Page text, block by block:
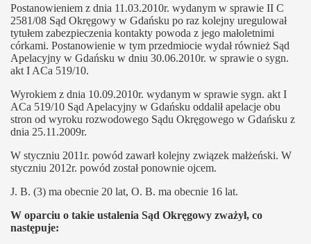
Postanowieniem z dnia 11.03.2010r. wydanym w sprawie II C
2581/08 Sąd Okręgowy w Gdańsku po raz kolejny uregulował
tytułem zabezpieczenia kontakty powoda z jego małoletnimi
córkami. Postanowienie w tym przedmiocie wydał również Sąd
Apelacyjny w Gdańsku w dniu 30.06.2010r. w sprawie o sygn.
akt I ACa 519/10.
Wyrokiem z dnia 10.09.2010r. wydanym w sprawie sygn. akt I
ACa 519/10 Sąd Apelacyjny w Gdańsku oddalił apelacje obu
stron od wyroku rozwodowego Sądu Okręgowego w Gdańsku z
dnia 25.11.2009r.
W styczniu 2011r. powód zawarł kolejny związek małżeński. W
styczniu 2012r. powód został ponownie ojcem.
J. B. (3) ma obecnie 20 lat, O. B. ma obecnie 16 lat.
W oparciu o takie ustalenia Sąd Okręgowy zważył, co
następuje: